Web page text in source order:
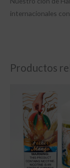
internacionales
Productos